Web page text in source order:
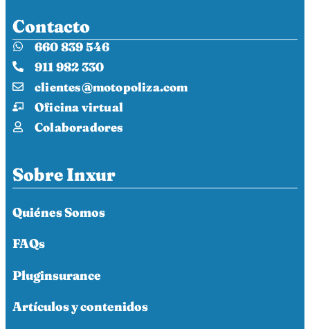
Contacto
660 839 546
911 982 330
clientes@motopoliza.com
Oficina virtual
Colaboradores
Sobre Inxur
Quiénes Somos
FAQs
Pluginsurance
Artículos y contenidos